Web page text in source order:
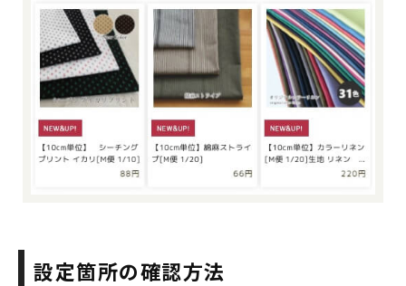
設定箇所の確認方法